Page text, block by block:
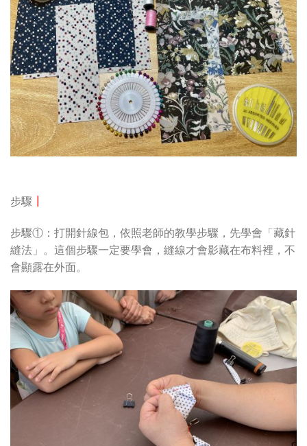
步驟
步驟①：打開針線包，依照老師的教學步驟，先學會「藏針
縫法」。這個步驟一定要學會，縫線才會影藏在布料裡，不
會顯露在外面。